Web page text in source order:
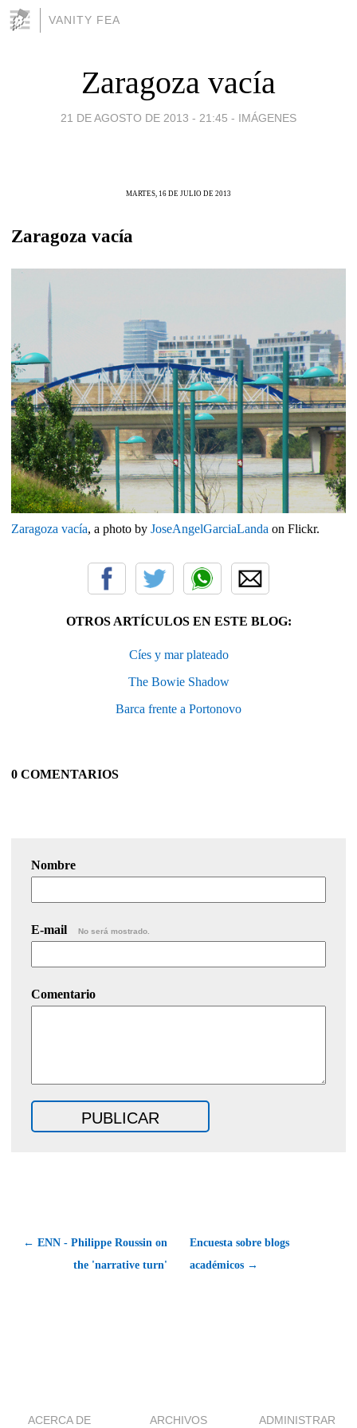
VANITY FEA
Zaragoza vacía
21 DE AGOSTO DE 2013 - 21:45 - IMÁGENES
MARTES, 16 DE JULIO DE 2013
Zaragoza vacía
Zaragoza vacía, a photo by JoseAngelGarciaLanda on Flickr.
OTROS ARTÍCULOS EN ESTE BLOG:
Cíes y mar plateado
The Bowie Shadow
Barca frente a Portonovo
0 COMENTARIOS
Nombre
E-mail No será mostrado.
Comentario
← ENN - Philippe Roussin on
the 'narrative turn'
Encuesta sobre blogs
académicos →
ACERCA DE ARCHIVOS ADMINISTRAR